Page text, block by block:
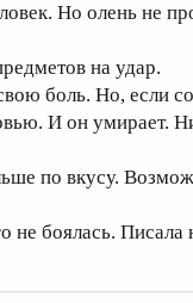
Но олень не
на удар.
боль. Но, если
И он умирает.
по вкусу.
не боялась.